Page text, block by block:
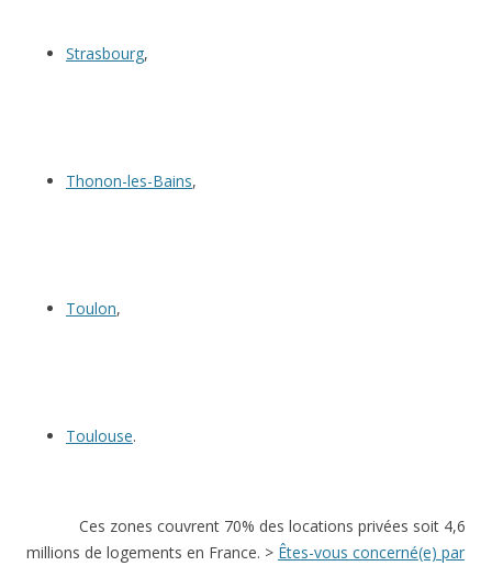
Strasbourg,
Thonon-les-Bains,
Toulon,
Toulouse.
Ces zones couvrent 70% des locations privées soit 4,6
millions de logements en France. > Êtes-vous concerné(e) par